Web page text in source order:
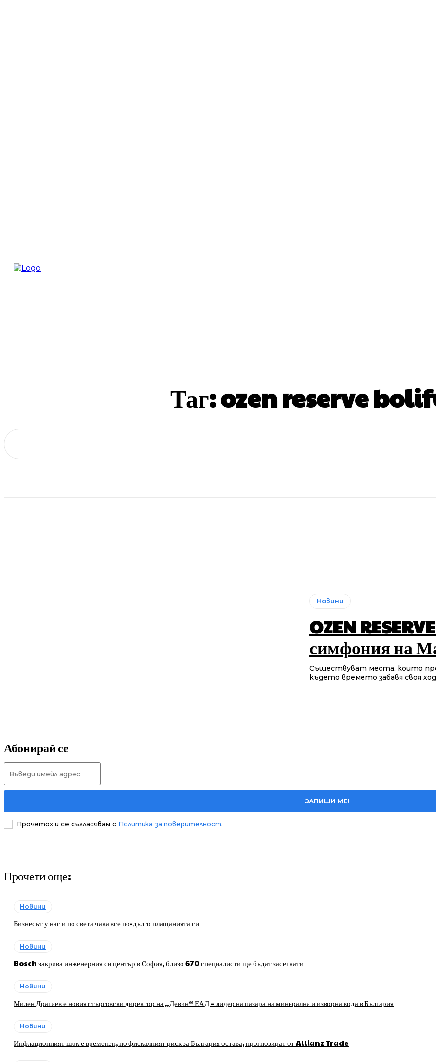
Таг:ozen reserve
Новини
OZEN
симфония на
Съществуват места, които
където времето забавя своя
Абонирай се
ЗАПИШИ МЕ!
Прочетох и се съгласявам с Политика за поверителност.
Прочети още:
Новини
Бизнесът у нас и по света чака все по-дълго плащанията си
Новини
Bosch закрива инженерния си център в София, близо 670 специалисти ще бъдат засегнати
Новини
Милен Драгиев е новият търговски директор на „Девин“ ЕАД – лидер на пазара на минерална и изворна вода в България
Новини
Инфлационният шок е временен, но фискалният риск за България остава, прогнозират от Allianz Trade